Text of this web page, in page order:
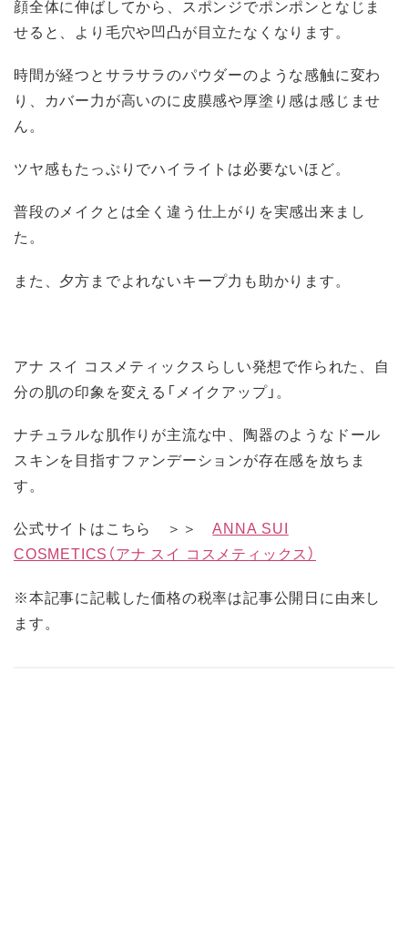
顔全体に伸ばしてから、スポンジでポンポンとなじま
せると、より毛穴や凹凸が目立たなくなります。
時間が経つとサラサラのパウダーのような感触に変わ
り、カバー力が高いのに皮膜感や厚塗り感は感じませ
ん。
ツヤ感もたっぷりでハイライトは必要ないほど。
普段のメイクとは全く違う仕上がりを実感出来まし
た。
また、夕方までよれないキープ力も助かります。
アナ スイ コスメティックスらしい発想で作られた、自
分の肌の印象を変える「メイクアップ」。
ナチュラルな肌作りが主流な中、陶器のようなドール
スキンを目指すファンデーションが存在感を放ちま
す。
公式サイトはこちら ＞＞ANNA SUI
COSMETICS（アナ スイ コスメティックス）
※本記事に記載した価格の税率は記事公開日に由来し
ます。